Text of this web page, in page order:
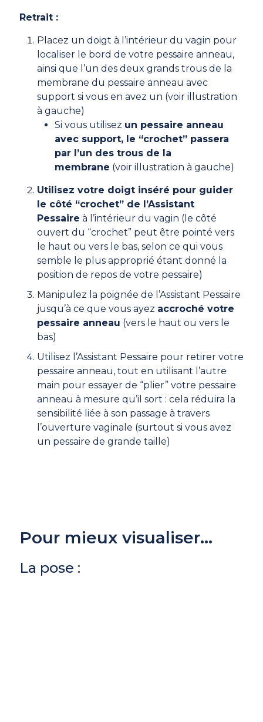
Retrait :
Placez un doigt à l’intérieur du vagin pour
localiser le bord de votre pessaire anneau,
ainsi que l’un des deux grands trous de la
membrane du pessaire anneau avec
support si vous en avez un (voir illustration
à gauche)
Si vous utilisez un pessaire anneau
avec support, le “crochet” passera
par l’un des trous de la
membrane (voir illustration à gauche)
Utilisez votre doigt inséré pour guider
le côté “crochet” de l’Assistant
Pessaire à l’intérieur du vagin (le côté
ouvert du “crochet” peut être pointé vers
le haut ou vers le bas, selon ce qui vous
semble le plus approprié étant donné la
position de repos de votre pessaire)
Manipulez la poignée de l’Assistant Pessaire
jusqu’à ce que vous ayez accroché votre
pessaire anneau (vers le haut ou vers le
bas)
Utilisez l’Assistant Pessaire pour retirer votre
pessaire anneau, tout en utilisant l’autre
main pour essayer de “plier” votre pessaire
anneau à mesure qu’il sort : cela réduira la
sensibilité liée à son passage à travers
l’ouverture vaginale (surtout si vous avez
un pessaire de grande taille)
Pour mieux visualiser...
La pose :